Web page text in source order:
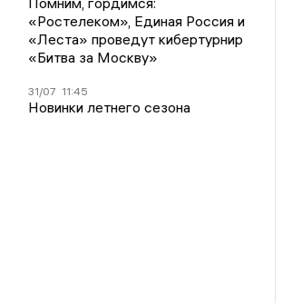
«Ростелеком», Единая Россия и
«Леста» проведут кибертурнир
«Битва за Москву»
31/07 11:45
Новинки летнего сезона